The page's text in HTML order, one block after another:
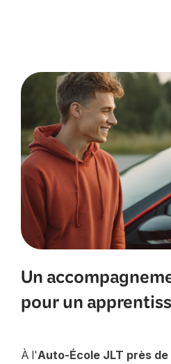
Un
pour un
À l'Auto-École JLT près